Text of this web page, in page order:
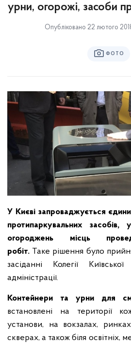
урни, огорожі, засоби
Опубліковано 22 лютого
ФОТО
У Києві запроваджується
протипаркувальних
огороджень місць
робіт. Таке рішення було
засіданні Колегії
адміністрації.
Контейнери та урни для
встановлені на території
установи, на вокзалах,
скверах, а також біля освітніх,